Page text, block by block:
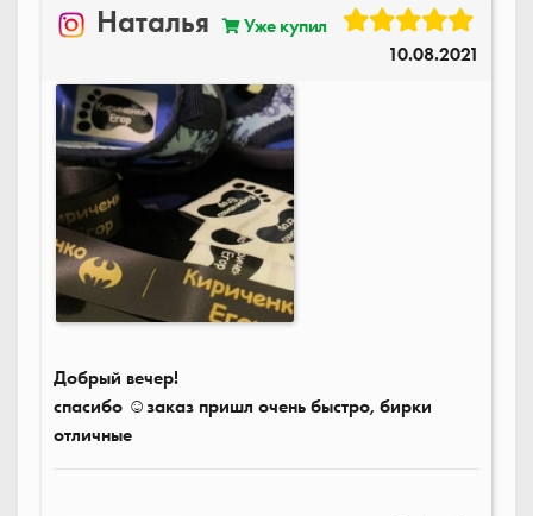
Наталья
Уже купил
10.08.2021
Добрый вечер!
спасибо ☺️заказ пришл очень быстро, бирки
отличные